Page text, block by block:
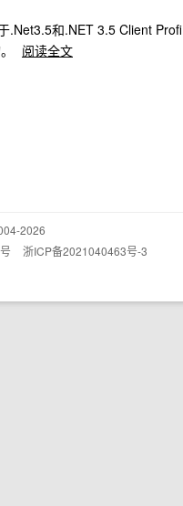
.Net3.5和.NET 3.5 Client Profi
阅读全文
2026
浙ICP备2021040463号-3